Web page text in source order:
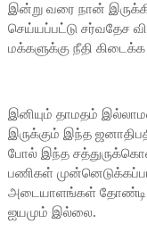
இன்று வரை நான்
செய்யப்பட்டு சர்வதேச
மக்களுக்கு நீதி
இனியும் தாமதம்
இருக்கும் இந்த
போல் இந்த
பணிகள்
அடையாளங்கள் தோண்டி
ஐயமும் இல்லை.